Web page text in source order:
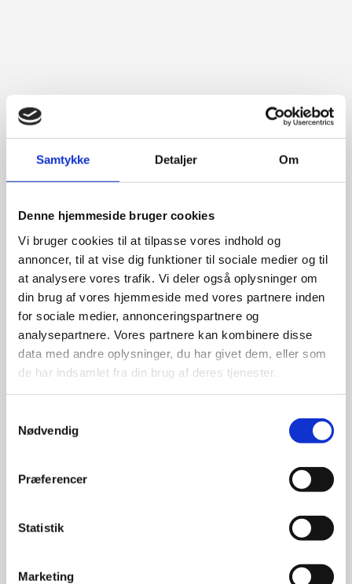
Samtykke Detaljer Om
Denne hjemmeside bruger cookies
Vi bruger cookies til at tilpasse vores indhold og
annoncer, til at vise dig funktioner til sociale medier og til
at analysere vores trafik. Vi deler også oplysninger om
din brug af vores hjemmeside med vores partnere inden
for sociale medier, annonceringspartnere og
analysepartnere. Vores partnere kan kombinere disse
data med andre oplysninger, du har givet dem, eller som
de har indsamlet fra din brug af deres tjenester.
Nødvendig
Præferencer
Statistik
Marketing